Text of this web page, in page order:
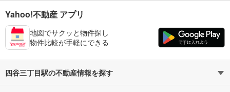
Yahoo!不動産 アプリ
地図でサクッと物件探し
物件比較が手軽にできる
四谷三丁目駅の不動産情報を探す